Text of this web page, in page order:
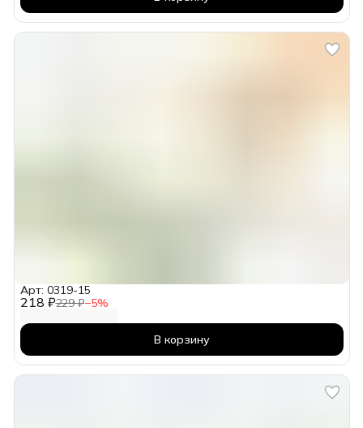
218 ₽229 ₽−5%
Арт: 0319-15
В корзину